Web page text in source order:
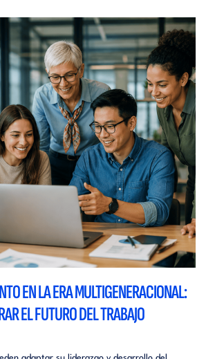
EN LA ERA MULTIGENERACIONAL:
EL FUTURO DEL TRABAJO